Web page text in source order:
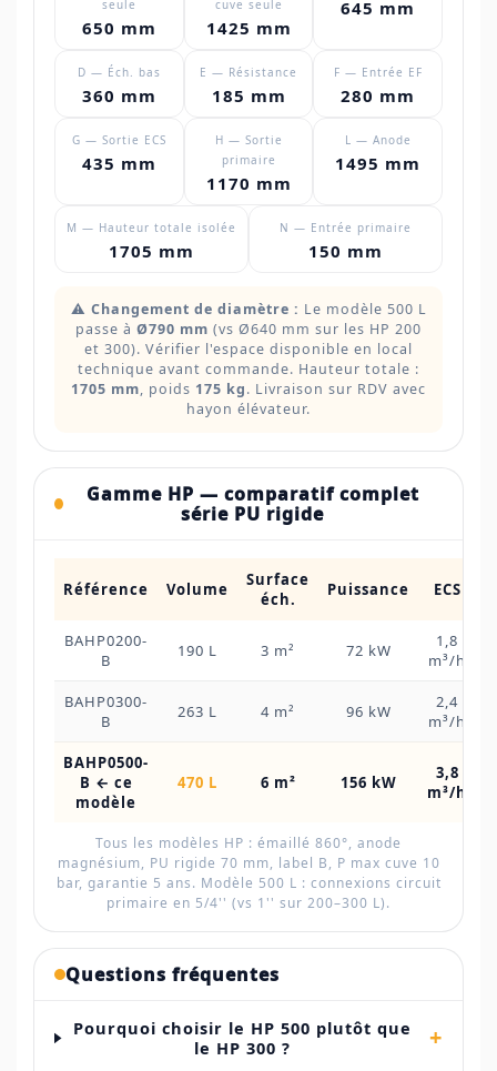
seule
650 mm
cuve seule
1425 mm
645 mm
D — Éch. bas
360 mm
E — Résistance
185 mm
F — Entrée EF
280 mm
G — Sortie ECS
435 mm
H — Sortie
primaire
1170 mm
L — Anode
1495 mm
M — Hauteur totale isolée
1705 mm
N — Entrée primaire
150 mm
⚠️ Changement de diamètre : Le modèle 500 L
passe à Ø790 mm (vs Ø640 mm sur les HP 200
et 300). Vérifier l'espace disponible en local
technique avant commande. Hauteur totale :
1705 mm, poids 175 kg. Livraison sur RDV avec
hayon élévateur.
Gamme HP — comparatif complet
série PU rigide
Référence Volume
Surface
éch.
Puissance ECS
BAHP0200-
B
190 L 3 m² 72 kW
1,8
m³/h
BAHP0300-
B
263 L 4 m² 96 kW
2,4
m³/h
BAHP0500-
B ← ce
modèle
470 L 6 m² 156 kW
3,8
m³/h
Tous les modèles HP : émaillé 860°, anode
magnésium, PU rigide 70 mm, label B, P max cuve 10
bar, garantie 5 ans. Modèle 500 L : connexions circuit
primaire en 5/4'' (vs 1'' sur 200–300 L).
Questions fréquentes
Pourquoi choisir le HP 500 plutôt que
le HP 300 ?
+